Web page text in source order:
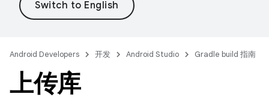
Android Developers 开发 Android Studio Gradle build 指南
上传库